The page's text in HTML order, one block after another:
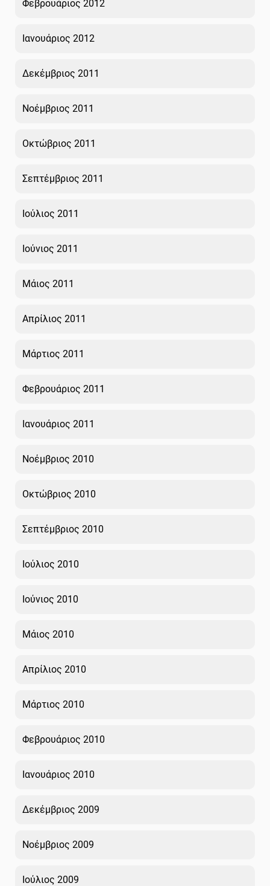
Φεβρουάριος 2012
Ιανουάριος 2012
Δεκέμβριος 2011
Νοέμβριος 2011
Οκτώβριος 2011
Σεπτέμβριος 2011
Ιούλιος 2011
Ιούνιος 2011
Μάιος 2011
Απρίλιος 2011
Μάρτιος 2011
Φεβρουάριος 2011
Ιανουάριος 2011
Νοέμβριος 2010
Οκτώβριος 2010
Σεπτέμβριος 2010
Ιούλιος 2010
Ιούνιος 2010
Μάιος 2010
Απρίλιος 2010
Μάρτιος 2010
Φεβρουάριος 2010
Ιανουάριος 2010
Δεκέμβριος 2009
Νοέμβριος 2009
Ιούλιος 2009